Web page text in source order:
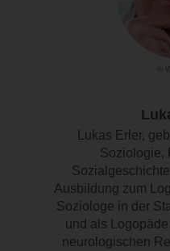
©
Lukas Erler,
Soziologie,
Ausbildung zum
Soziologe in der
und als
neurologischen